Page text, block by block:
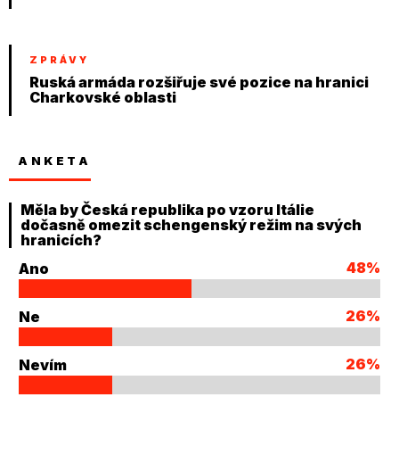
ZPRÁVY
Ruská armáda rozšiřuje své pozice na hranici
Charkovské oblasti
ANKETA
Měla by Česká republika po vzoru Itálie
dočasně omezit schengenský režim na svých
hranicích?
Ano
48%
Ne 26%
Nevím 26%